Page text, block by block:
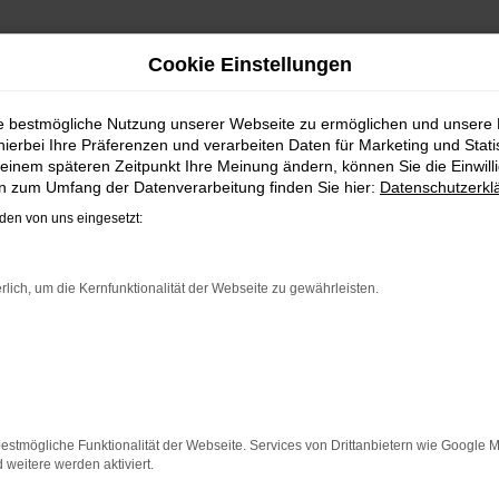
FINANZIEREN |
FÜR GÖTTINGEN
bleiben. Unser Vorschlag ist ein VW T-Cross, denn
für Göttingen ist perfekt verarbeitet und auf
eine Tageszulassung als auch einen Jahreswagen
einen außergewöhnlichen Service. Das beginnt
paar Tipps, die dir helfen können:
Cookie Einstellungen
bestmögliche Nutzung unserer Webseite zu ermöglichen und unsere
Ihre Präferenzen und verarbeiten Daten für Marketing und
späteren Zeitpunkt Ihre Meinung ändern, können Sie die
zum Umfang der Datenverarbeitung finden Sie hier:
von uns eingesetzt:
um die Kernfunktionalität der Webseite zu gewährleisten.
Funktionalität der Webseite. Services von Drittanbietern wie Google
weitere werden aktiviert.